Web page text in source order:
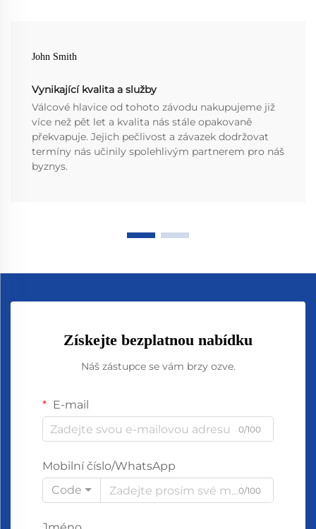
John Smith
Vynikající kvalita a služby
Válcové hlavice od tohoto závodu nakupujeme již
více než pět let a kvalita nás stále opakovaně
překvapuje. Jejich pečlivost a závazek dodržovat
termíny nás učinily spolehlivým partnerem pro náš
byznys.
Získejte bezplatnou nabídku
Náš zástupce se vám brzy ozve.
E-mail
0/100
Mobilní číslo/WhatsApp
Code
0/100